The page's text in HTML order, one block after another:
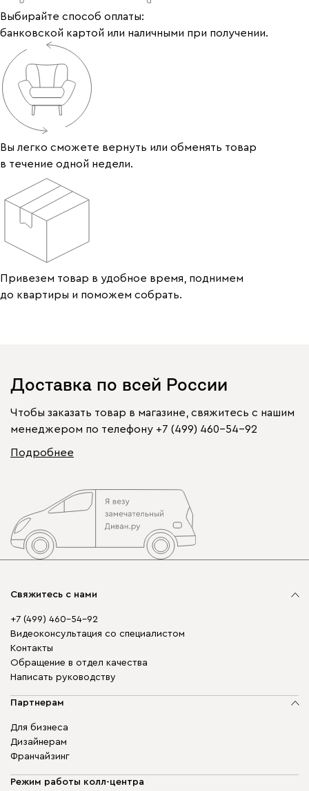
Выбирайте способ оплаты:
банковской картой или наличными при получении.
Вы легко сможете вернуть или обменять товар
в течение одной недели.
Привезем товар в удобное время, поднимем
до квартиры и поможем собрать.
Доставка по всей России
Чтобы заказать товар в магазине, свяжитесь с нашим
менеджером по телефону +7 (499) 460-54-92
Подробнее
Свяжитесь с нами
+7 (499) 460-54-92
Видеоконсультация со специалистом
Контакты
Обращение в отдел качества
Написать руководству
Партнерам
Для бизнеса
Дизайнерам
Франчайзинг
Режим работы колл-центра